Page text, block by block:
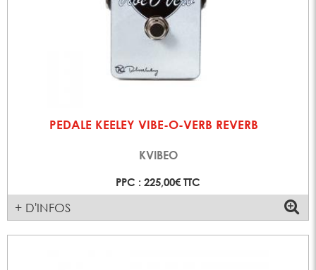
PEDALE KEELEY VIBE-O-VERB REVERB
KVIBEO
PPC : 225,00€ TTC
+ D'INFOS